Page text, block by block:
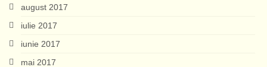
august 2017
iulie 2017
iunie 2017
mai 2017